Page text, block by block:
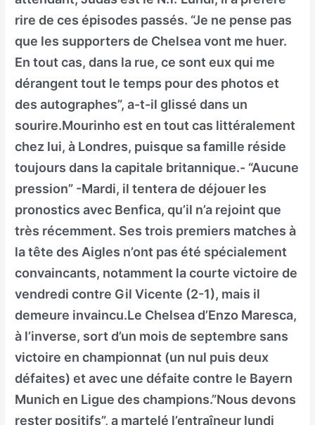
rire de ces épisodes passés. “Je ne pense pas
que les supporters de Chelsea vont me huer.
En tout cas, dans la rue, ce sont eux qui me
dérangent tout le temps pour des photos et
des autographes”, a-t-il glissé dans un
sourire.Mourinho est en tout cas littéralement
chez lui, à Londres, puisque sa famille réside
toujours dans la capitale britannique.- “Aucune
pression” -Mardi, il tentera de déjouer les
pronostics avec Benfica, qu’il n’a rejoint que
très récemment. Ses trois premiers matches à
la tête des Aigles n’ont pas été spécialement
convaincants, notamment la courte victoire de
vendredi contre Gil Vicente (2-1), mais il
demeure invaincu.Le Chelsea d’Enzo Maresca,
à l’inverse, sort d’un mois de septembre sans
victoire en championnat (un nul puis deux
défaites) et avec une défaite contre le Bayern
Munich en Ligue des champions.”Nous devons
rester positifs”, a martelé l’entraîneur lundi